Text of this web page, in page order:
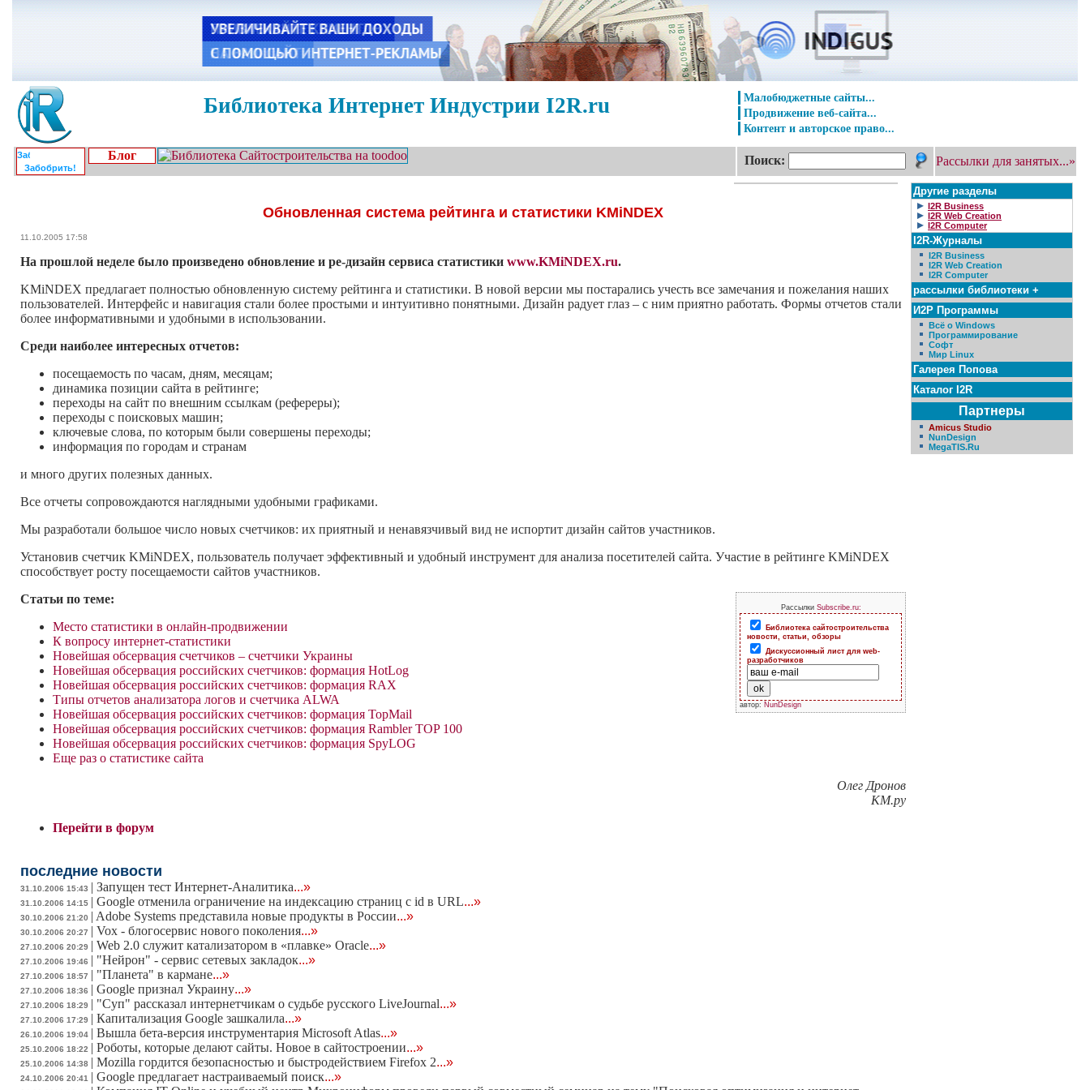
Библиотека Интернет Индустрии I2R.ru
Малобюджетные сайты...
Продвижение веб-сайта...
Контент и авторское право...
Забобрить!
Блог Поиск: Рассылки для занятых...»
Обновленная система рейтинга и статистики KMiNDEX
11.10.2005 17:58
На прошлой неделе было произведено обновление и ре-дизайн сервиса статистики www.KMiNDEX.ru.
KMiNDEX предлагает полностью обновленную систему рейтинга и статистики. В новой версии мы постарались учесть все замечания и пожелания наших
пользователей. Интерфейс и навигация стали более простыми и интуитивно понятными. Дизайн радует глаз – с ним приятно работать. Формы отчетов стали
более информативными и удобными в использовании.
Среди наиболее интересных отчетов:
посещаемость по часам, дням, месяцам;
динамика позиции сайта в рейтинге;
переходы на сайт по внешним ссылкам (рефереры);
переходы с поисковых машин;
ключевые слова, по которым были совершены переходы;
информация по городам и странам
и много других полезных данных.
Все отчеты сопровождаются наглядными удобными графиками.
Мы разработали большое число новых счетчиков: их приятный и ненавязчивый вид не испортит дизайн сайтов участников.
Установив счетчик KMiNDEX, пользователь получает эффективный и удобный инструмент для анализа посетителей сайта. Участие в рейтинге KMiNDEX
способствует росту посещаемости сайтов участников.
Рассылки Subscribe.ru:
Библиотека сайтостроительства
новости, статьи, обзоры
Дискуссионный лист для web-
разработчиков
автор: NunDesign
Статьи по теме:
Место статистики в онлайн-продвижении
К вопросу интернет-статистики
Новейшая обсервация счетчиков – счетчики Украины
Новейшая обсервация российских счетчиков: формация HotLog
Новейшая обсервация российских счетчиков: формация RAX
Типы отчетов анализатора логов и счетчика ALWA
Новейшая обсервация российских счетчиков: формация TopMail
Новейшая обсервация российских счетчиков: формация Rambler TOP 100
Новейшая обсервация российских счетчиков: формация SpyLOG
Еще раз о статистике сайта
Олег Дронов
KM.ру
Перейти в форум
последние новости
31.10.2006 15:43 | Запущен тест Интернет-Аналитика...»
31.10.2006 14:15 | Google отменила ограничение на индексацию страниц с id в URL...»
30.10.2006 21:20 | Adobe Systems представила новые продукты в России...»
30.10.2006 20:27 | Vox - блогосервис нового поколения...»
27.10.2006 20:29 | Web 2.0 служит катализатором в «плавке» Oracle...»
27.10.2006 19:46 | "Нейрон" - сервис сетевых закладок...»
27.10.2006 18:57 | "Планета" в кармане...»
27.10.2006 18:36 | Google признал Украину...»
27.10.2006 18:29 | "Суп" рассказал интернетчикам о судьбе русского LiveJournal...»
27.10.2006 17:29 | Капитализация Google зашкалила...»
26.10.2006 19:04 | Вышла бета-версия инструментария Microsoft Atlas...»
25.10.2006 18:22 | Роботы, которые делают сайты. Новое в сайтостроении...»
25.10.2006 14:38 | Mozilla гордится безопасностью и быстродействием Firefox 2...»
24.10.2006 20:41 | Google предлагает настраиваемый поиск...»
Другие разделы
I2R Business
I2R Web Creation
I2R Computer
I2R-Журналы
I2R Business
I2R Web Creation
I2R Computer
рассылки библиотеки +
И2Р Программы
Всё о Windows
Программирование
Софт
Мир Linux
Галерея Попова
Каталог I2R
Партнеры
Amicus Studio
NunDesign
MegaTIS.Ru